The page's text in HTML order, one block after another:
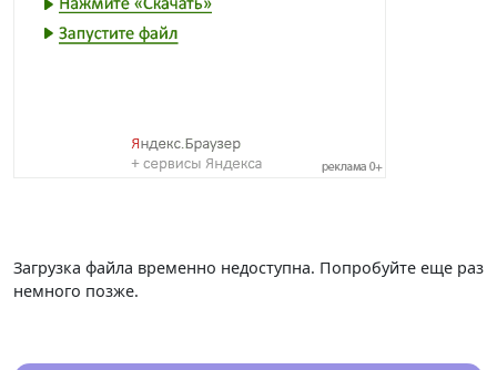
Загрузка файла временно недоступна. Попробуйте еще раз
немного позже.